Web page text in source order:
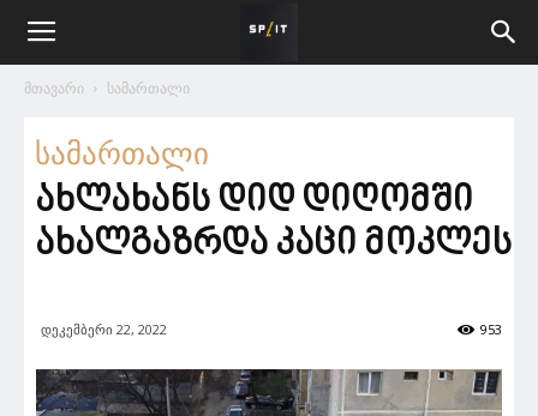
მთავარი სამართალი
სამართალი
ახლახანს დიდ დიღომში
ახალგაზრდა კაცი მოკლეს
დეკემბერი 22, 2022 953